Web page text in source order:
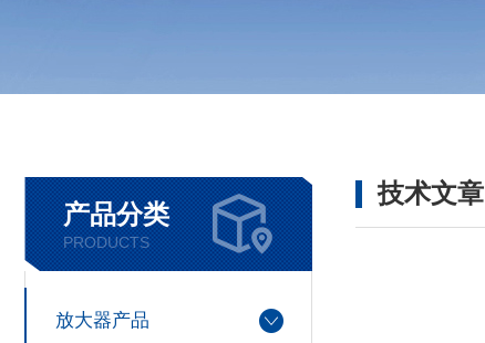
产品分类
PRODUCTS
放大器产品
技术文章